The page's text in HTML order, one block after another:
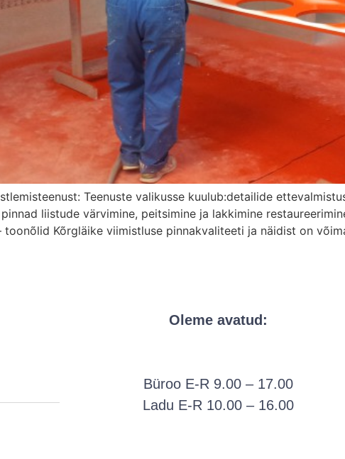
Teenuste valikusse kuulub:detailide
liistude värvimine, peitsimine ja lakkimine
toonõlid Kõrgläike viimistluse pinnakvaliteeti ja näidist on
Oleme avatud:
Büroo E-R 9.00 – 17.00
Ladu E-R 10.00 – 16.00